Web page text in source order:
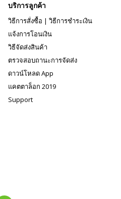
บริการลูกค้า
วิธีการสั่งซื้อ | วิธีการชำระเงิน
แจ้งการโอนเงิน
วิธีจัดส่งสินค้า
ตรวจสอบถานะการจัดส่ง
ดาวน์โหลด App
แคตตาล็อก 2019
Support